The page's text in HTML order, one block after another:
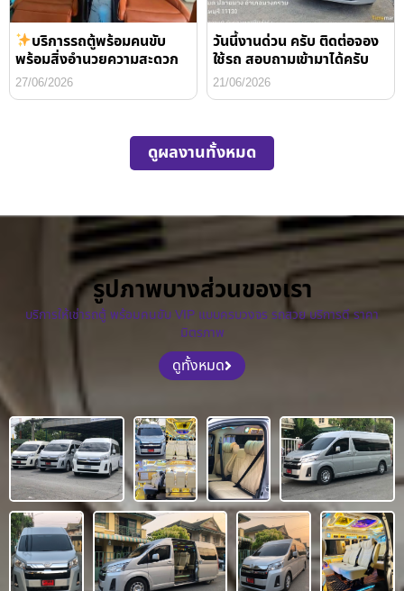
บริการรถตู้พร้อมคนขับ
พร้อมสิ่งอำนวยความสะดวก
27/06/2026
วันนี้งานด่วน ครับ ติดต่อจอง
ใช้รถ สอบถามเข้ามาได้ครับ
21/06/2026
ดูผลงานทั้งหมด
รูปภาพบางส่วนของเรา
บริการให้เช่ารถตู้ พร้อมคนขับ VIP แบบครบวงจร รถสวย บริการดี ราคา
มิตรภาพ
ดูทั้งหมด